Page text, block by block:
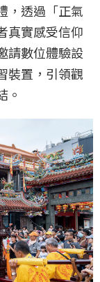
，透過「正氣
真實感受信仰
請數位體驗設
裝置，引領觀
。